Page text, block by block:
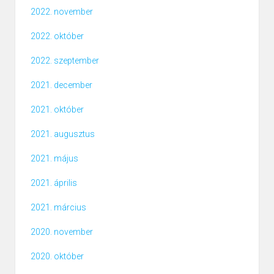
2022. november
2022. október
2022. szeptember
2021. december
2021. október
2021. augusztus
2021. május
2021. április
2021. március
2020. november
2020. október